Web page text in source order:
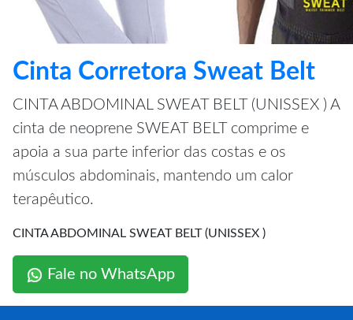
Cinta Corretora Sweat Belt
CINTA ABDOMINAL SWEAT BELT (UNISSEX ) A
cinta de neoprene SWEAT BELT comprime e
apoia a sua parte inferior das costas e os
músculos abdominais, mantendo um calor
terapêutico.
CINTA ABDOMINAL SWEAT BELT (UNISSEX )
Fale no WhatsApp